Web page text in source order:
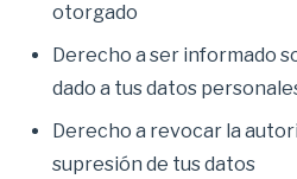
otorgado
Derecho a ser informado
dado a tus datos
Derecho a revocar la
supresión de tus datos